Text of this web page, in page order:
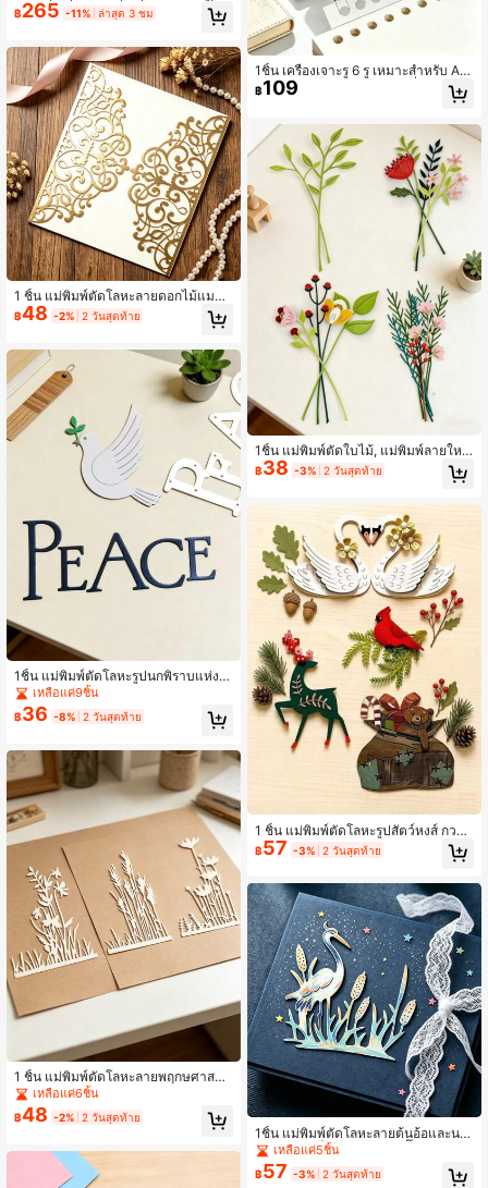
ดาว, สี่เหลี่ยม และสี่เหลี่ยมผืนผ้า เครื่อง
ตัดขอบตกแต่ง, เครื่องเจาะกระดาษ DI
พ, การจดบันทึก, การทำบัตร, รูปภาพ แ
ละงานฝีมือกระดาษทำมือ
฿265 -11% ล่าสุด 3 ชม
1 ชิ้น แม่พิมพ์ตัดโลหะลายดอกไม้แมนด
าลา, สำหรับทำบัตร, ตัดขอบการ์ดเชิญ
งานแต่งงาน, แม่พิมพ์ปั๊มนูนเหล็กกล้า, เ
ภาพ, สินค้าใหม่
฿48 -2% 2 วันสุดท้าย
1ชิ้น แม่พิมพ์ตัดโลหะรูปนกพิราบแห่งสั
นติภาพ สำหรับทำการ์ด, การ์ดเชิญงาน
แต่งงาน, แม่พิมพ์ขอบ, แม่พิมพ์นูนเหล็ก
คาร์บอน, แม่พิมพ์ลายฉลุ, เครื่องมือตัด
อัลบั้มรูป, อุปกรณ์งานฝีมือ, สินค้ามาให
เหลือแค่9ชิ้น
฿36 -8% 2 วันสุดท้าย
1 ชิ้น แม่พิมพ์ตัดโลหะลายพฤกษศาสตร์
ธีมพืชพรรณและดอกไม้ป่า, แม่พิมพ์นูน
รูปใบไม้สำหรับสมุดภาพ, แม่แบบตัดสำ
หรับสมุดภาพ DIY, ที่คั่นหนังสือ, อัลบั้มรู
ม่
เหลือแค่6ชิ้น
฿48 -2% 2 วันสุดท้าย
1ชิ้น เครื่องเจาะรู 6 รู เหมาะสำหรับ A4,
A5, B5 และกระดาษต่างๆ เครื่องมือเจา
ะรูด้วยมือสำหรับสมุดโน้ตแบบหลวม อุ
ารทำสมุดภาพ อุปกรณ์กลับไปโรงเรียน
฿109
1ชิ้น แม่พิมพ์ตัดใบไม้, แม่พิมพ์ลายใหม
่, แม่พิมพ์นูน, เหมาะสำหรับงานฝีมือ DI
Y, สมุดภาพ, ลายฉลุกระดาษตกแต่งอัล
฿38 -3% 2 วันสุดท้าย
1 ชิ้น แม่พิมพ์ตัดโลหะรูปสัตว์หงส์ กวาง
หมี สำหรับทำการ์ด, การ์ดเชิญงานแต่ง
งาน ขอบแม่พิมพ์ตัดเหล็กคาร์บอน ลาย
มุดภาพ การ์ดกระดาษ อัลบั้มรูป งานฝีมื
อ ของมาใหม่
฿57 -3% 2 วันสุดท้าย
1ชิ้น แม่พิมพ์ตัดโลหะลายต้นอ้อและนก
กระสา - เหล็กกล้าคาร์บอนปั๊มนูน สำหรั
บ DIY สมุดภาพ การทำบัตร และงานฝีมื
อกระดาษ แม่พิมพ์ตัดสำหรับการทำบัต
เหลือแค่5ชิ้น
฿57 -3% 2 วันสุดท้าย